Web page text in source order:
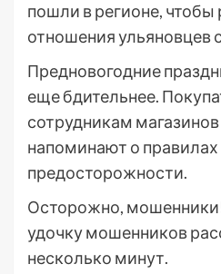
пошли в регионе, чтобы
отношения ульяновцев
Предновогодние
еще бдительнее.
сотрудникам
напоминают о правилах
предосторожности.
Осторожно, мошенники!
удочку мошенников
несколько минут.